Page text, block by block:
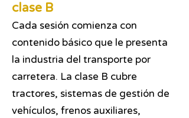
clase B
Cada sesión comienza con
contenido básico que le presenta
la industria del transporte por
carretera. La clase B cubre
tractores, sistemas de gestión de
vehículos, frenos auxiliares,